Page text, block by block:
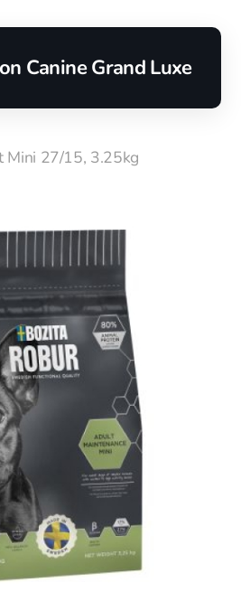
Canine Grand Luxe
Mini 27/15, 3.25kg